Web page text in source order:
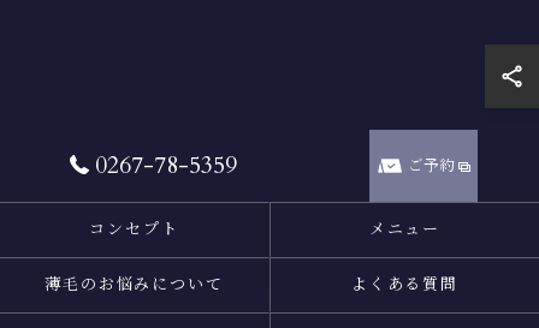
0267-78-5359 ご予約
コンセプト メニュー
薄毛のお悩みについて よくある質問